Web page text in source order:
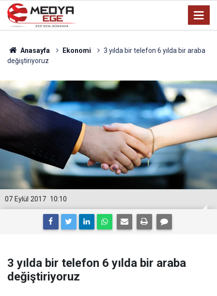
Anasayfa Ekonomi
3 yılda bir telefon 6 yılda bir araba
değiştiriyoruz
10:10
07 Eylül 2017
3 yılda bir telefon 6 yılda bir araba
değiştiriyoruz